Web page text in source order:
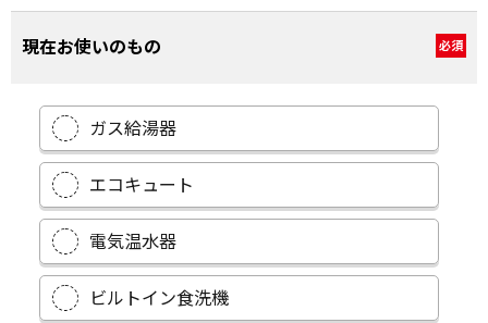
現在お使いのもの 必須
ガス給湯器
エコキュート
電気温水器
ビルトイン食洗機